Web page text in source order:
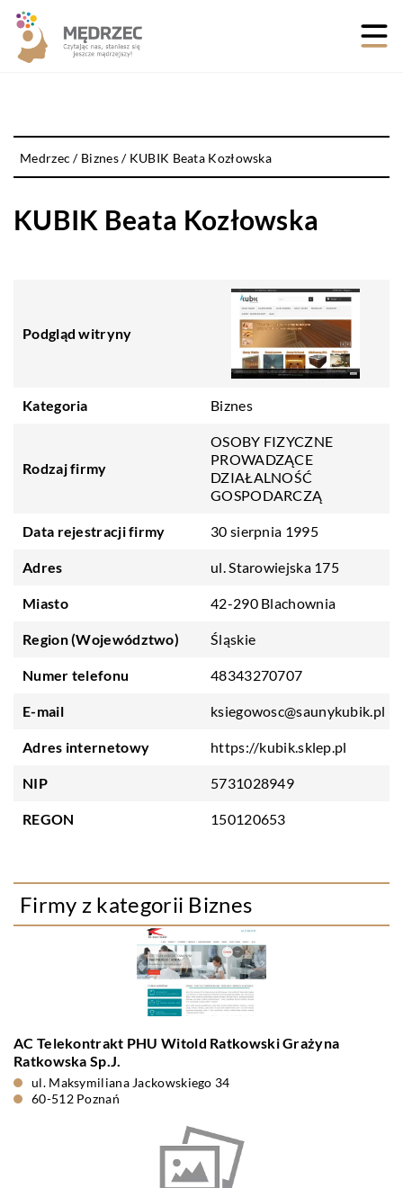
Medrzec / Biznes/ KUBIK Beata Kozłowska
KUBIK Beata Kozłowska
Podgląd witryny
Kategoria Biznes
Rodzaj firmy
OSOBY FIZYCZNE
PROWADZĄCE
DZIAŁALNOŚĆ
GOSPODARCZĄ
Data rejestracji firmy 30 sierpnia 1995
Adres ul. Starowiejska 175
Miasto 42-290 Blachownia
Region (Województwo) Śląskie
Numer telefonu 48343270707
E-mail ksiegowosc@saunykubik.pl
Adres internetowy https://kubik.sklep.pl
NIP 5731028949
REGON 150120653
Firmy z kategorii Biznes
AC Telekontrakt PHU Witold Ratkowski Grażyna
Ratkowska Sp.J.
ul. Maksymiliana Jackowskiego 34
60-512 Poznań